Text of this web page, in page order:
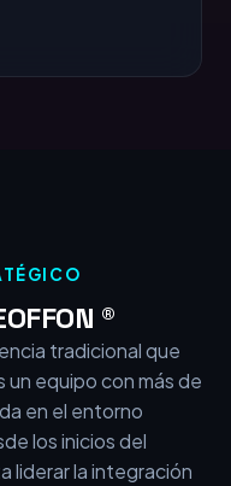
®
tradicional que
un equipo con más de
en el entorno
los inicios del
liderar la integración